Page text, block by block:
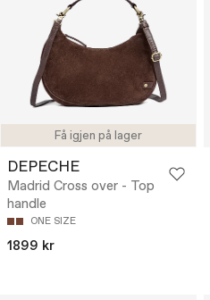
Få igjen på lager
DEPECHE
Madrid Cross over - Top
handle
ONE SIZE
1899 kr